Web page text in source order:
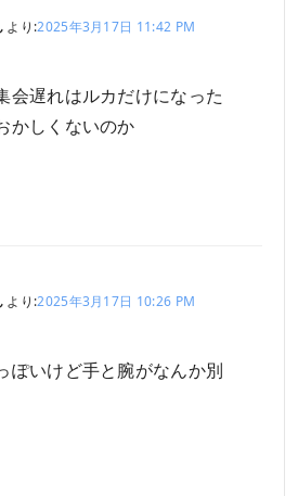
より:2025年3月17日 11:42 PM
会遅れはルカだけになった
かしくないのか
より:2025年3月17日 10:26 PM
ぽいけど手と腕がなんか別